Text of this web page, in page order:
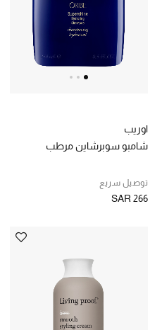
اوريب
شامبو سوبرشاين مرطب
توصيل سريع
SAR 266